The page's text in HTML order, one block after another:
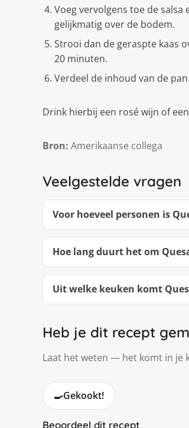
Voeg vervolgens toe de
gelijkmatig over de bodem.
Strooi dan de geraspte kaas
20 minuten.
Verdeel de inhoud van de
Drink hierbij een rosé wijn of
Bron: Amerikaanse collega
Veelgestelde vragen
Voor hoeveel personen is
Hoe lang duurt het om
Uit welke keuken komt
Heb je dit recept
Laat het weten — het komt in je
🍳Gekookt!
Beoordeel dit recept